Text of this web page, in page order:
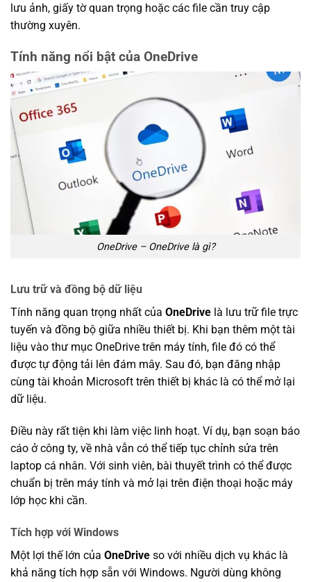
lưu ảnh, giấy tờ quan trọng hoặc các file cần truy cập
thường xuyên.
Tính năng nổi bật của OneDrive
OneDrive – OneDrive là gì?
Lưu trữ và đồng bộ dữ liệu
Tính năng quan trọng nhất của OneDrive là lưu trữ file trực
tuyến và đồng bộ giữa nhiều thiết bị. Khi bạn thêm một tài
liệu vào thư mục OneDrive trên máy tính, file đó có thể
được tự động tải lên đám mây. Sau đó, bạn đăng nhập
cùng tài khoản Microsoft trên thiết bị khác là có thể mở lại
dữ liệu.
Điều này rất tiện khi làm việc linh hoạt. Ví dụ, bạn soạn báo
cáo ở công ty, về nhà vẫn có thể tiếp tục chỉnh sửa trên
laptop cá nhân. Với sinh viên, bài thuyết trình có thể được
chuẩn bị trên máy tính và mở lại trên điện thoại hoặc máy
lớp học khi cần.
Tích hợp với Windows
Một lợi thế lớn của OneDrive so với nhiều dịch vụ khác là
khả năng tích hợp sẵn với Windows. Người dùng không